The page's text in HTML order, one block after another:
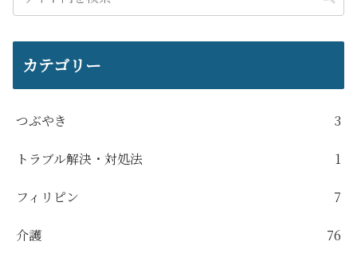
カテゴリー
つぶやき 3
トラブル解決・対処法 1
フィリピン 7
介護 76